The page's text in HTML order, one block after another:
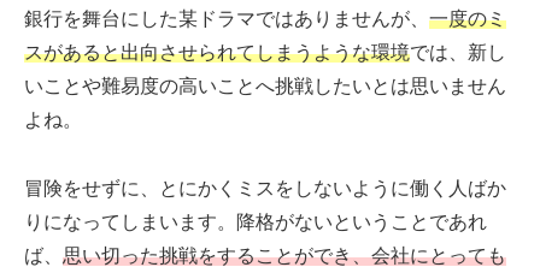
銀行を舞台にした某ドラマではありませんが、 一度のミ
スがあると出向させられてしまうような環境では、新し
いことや難易度の高いことへ挑戦したいとは思いません
よね。
冒険をせずに、とにかくミスをしないように働く人ばか
りになってしまいます。降格がないということであれ
ば、 思い切った挑戦をすることができ、会社にとっても